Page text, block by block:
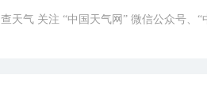
查天气 关注 “中国天气网” 微信公众号、